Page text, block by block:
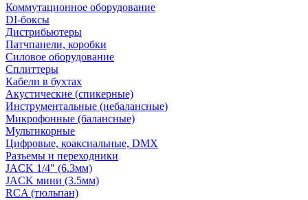
Коммутационное оборудование
DI-боксы
Дистрибьютеры
Патчпанели, коробки
Силовое оборудование
Сплиттеры
Кабели в бухтах
Акустические (спикерные)
Инструментальные (небалансные)
Микрофонные (балансные)
Мультикорные
Цифровые, коаксиальные, DMX
Разъемы и переходники
JACK 1/4" (6.3мм)
JACK мини (3.5мм)
RCA (тюльпан)